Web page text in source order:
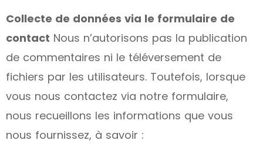
Collecte de données via le formulaire de
contact Nous n’autorisons pas la publication
de commentaires ni le téléversement de
fichiers par les utilisateurs. Toutefois, lorsque
vous nous contactez via notre formulaire,
nous recueillons les informations que vous
nous fournissez, à savoir :